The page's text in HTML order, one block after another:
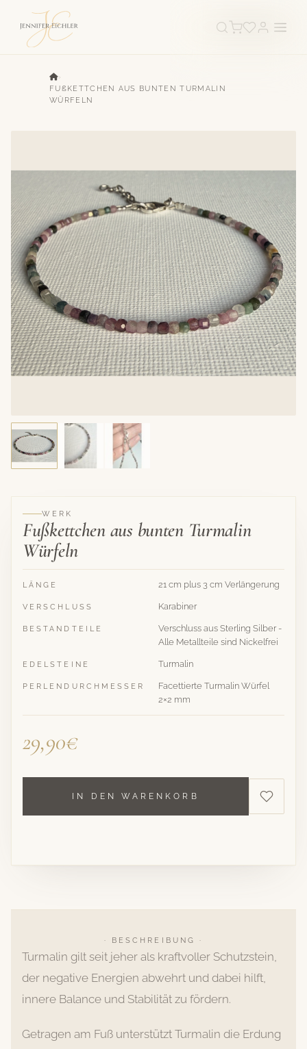
›
FUẞKETTCHEN AUS BUNTEN TURMALIN
WÜRFELN
WERK
Fußkettchen aus bunten Turmalin
Würfeln
LÄNGE 21 cm plus 3 cm Verlängerung
VERSCHLUSS Karabiner
BESTANDTEILE
Verschluss aus Sterling Silber -
Alle Metallteile sind Nickelfrei
EDELSTEINE Turmalin
PERLENDURCHMESSER
Facettierte Turmalin Würfel
2×2 mm
29,90€
IN DEN WARENKORB
· BESCHREIBUNG ·
Turmalin gilt seit jeher als kraftvoller Schutzstein,
der negative Energien abwehrt und dabei hilft,
innere Balance und Stabilität zu fördern.
Getragen am Fuß unterstützt Turmalin die Erdung